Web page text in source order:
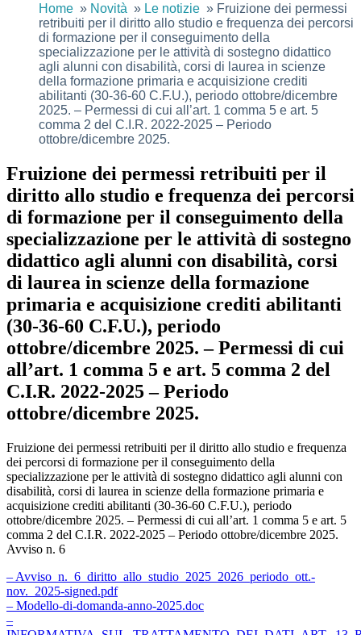
Home Novità Le notizie
Fruizione dei permessi
retribuiti per il diritto allo studio e frequenza dei percorsi
di formazione per il conseguimento della
specializzazione per le attività di sostegno didattico
agli alunni con disabilità, corsi di laurea in scienze
della formazione primaria e acquisizione crediti
abilitanti (30-36-60 C.F.U.), periodo ottobre/dicembre
2025. – Permessi di cui all’art. 1 comma 5 e art. 5
comma 2 del C.I.R. 2022-2025 – Periodo
ottobre/dicembre 2025.
Fruizione dei permessi retribuiti per il
diritto allo studio e frequenza dei percorsi
di formazione per il conseguimento della
specializzazione per le attività di sostegno
didattico agli alunni con disabilità, corsi
di laurea in scienze della formazione
primaria e acquisizione crediti abilitanti
(30-36-60 C.F.U.), periodo
ottobre/dicembre 2025. – Permessi di cui
all’art. 1 comma 5 e art. 5 comma 2 del
C.I.R. 2022-2025 – Periodo
ottobre/dicembre 2025.
Fruizione dei permessi retribuiti per il diritto allo studio e frequenza
dei percorsi di formazione per il conseguimento della
specializzazione per le attività di sostegno didattico agli alunni con
disabilità, corsi di laurea in scienze della formazione primaria e
acquisizione crediti abilitanti (30-36-60 C.F.U.), periodo
ottobre/dicembre 2025. – Permessi di cui all’art. 1 comma 5 e art. 5
comma 2 del C.I.R. 2022-2025 – Periodo ottobre/dicembre 2025.
Avviso n. 6
– Avviso_n._6_diritto_allo_studio_2025_2026_periodo_ott.-
nov._2025-signed.pdf
– Modello-di-domanda-anno-2025.doc
–